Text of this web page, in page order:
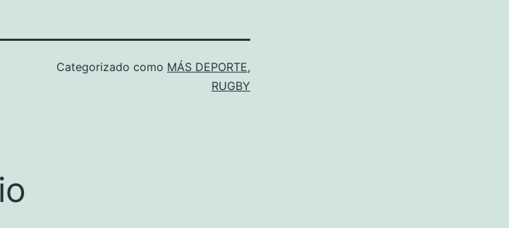
Categorizado como MÁS DEPORTE,
RUGBY